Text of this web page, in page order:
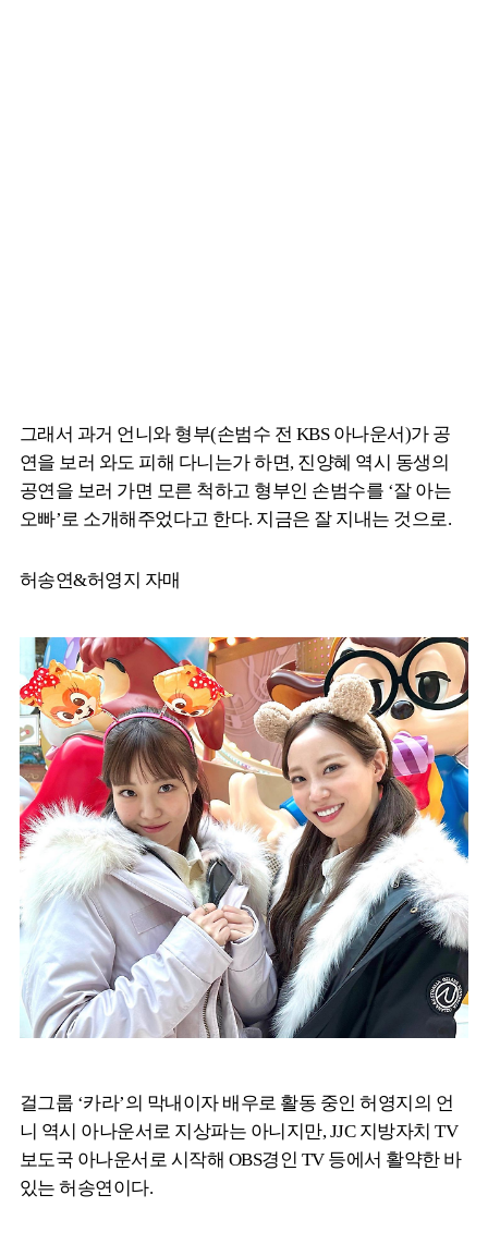
그래서 과거 언니와 형부(손범수 전 KBS 아나운서)가 공
연을 보러 와도 피해 다니는가 하면, 진양혜 역시 동생의
공연을 보러 가면 모른 척하고 형부인 손범수를 ‘잘 아는
오빠’로 소개해주었다고 한다. 지금은 잘 지내는 것으로.
허송연&허영지 자매
걸그룹 ‘카라’의 막내이자 배우로 활동 중인 허영지의 언
니 역시 아나운서로 지상파는 아니지만, JJC 지방자치 TV
보도국 아나운서로 시작해 OBS경인 TV 등에서 활약한 바
있는 허송연이다.